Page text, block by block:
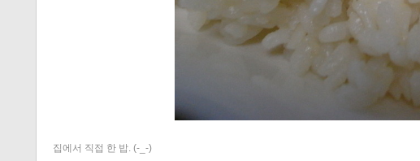
집에서 직접 한 밥. (-_-)